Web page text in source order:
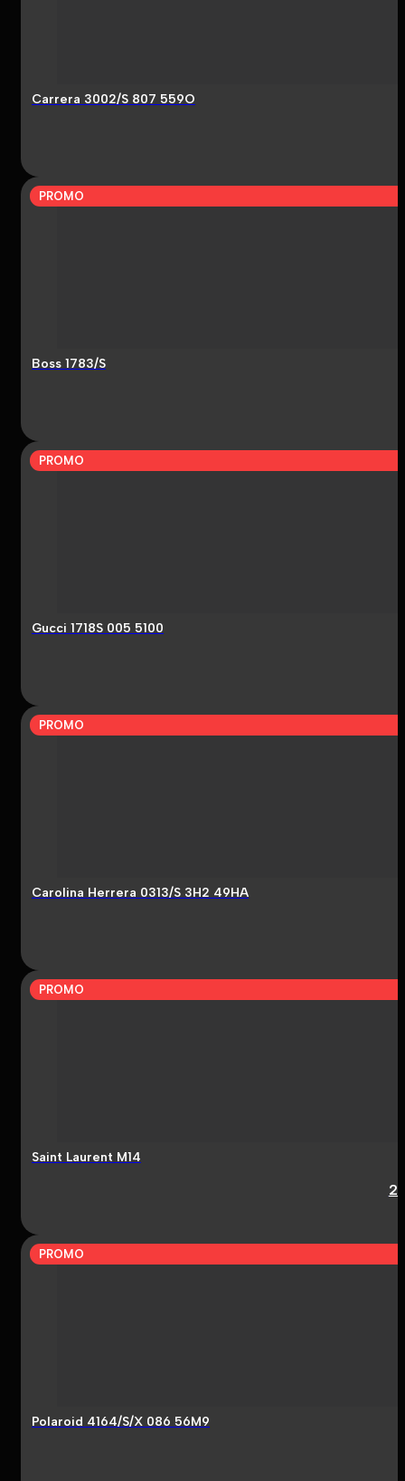
Carrera 3002/S 807 559O
PROMO
Boss 1783/S
PROMO
Gucci 1718S 005 5100
PROMO
Carolina Herrera 0313/S 3H2 49HA
PROMO
Saint Laurent M14
PROMO
Polaroid 4164/S/X 086 56M9